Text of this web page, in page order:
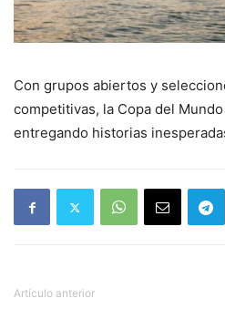
Con grupos abiertos y
competitivas, la Copa del
entregando historias
Artículo anterior